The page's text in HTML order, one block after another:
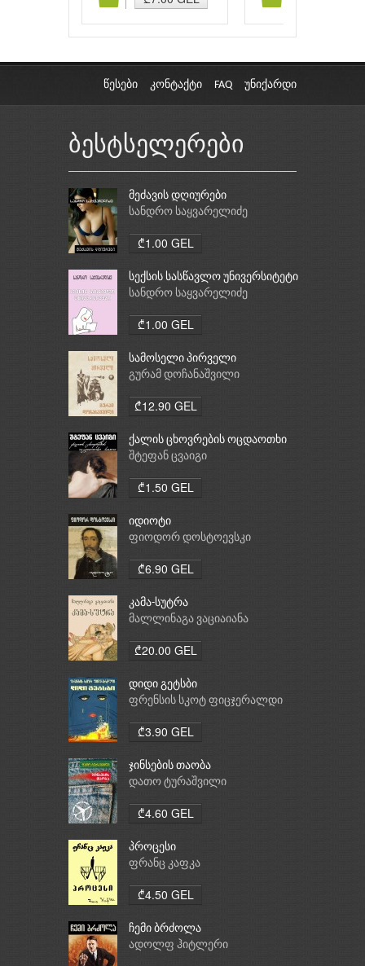
წესები კონტაქტი FAQ უნიქარდი
ბესტსელერები
მეძავის დღიურები
სანდრო საყვარელიძე
₾1.00 GEL
სექსის სასწავლო უნივერსიტეტი
სანდრო საყვარელიძე
₾1.00 GEL
სამოსელი პირველი
გურამ დოჩანაშვილი
₾12.90 GEL
ქალის ცხოვრების ოცდაოთხი
საათი
შტეფან ცვაიგი
₾1.50 GEL
იდიოტი
ფიოდორ დოსტოევსკი
₾6.90 GEL
კამა-სუტრა
მალლინაგა ვაციაიანა
₾20.00 GEL
დიდი გეტსბი
ფრენსის სკოტ ფიცჯერალდი
₾3.90 GEL
ჯინსების თაობა
დათო ტურაშვილი
₾4.60 GEL
პროცესი
ფრანც კაფკა
₾4.50 GEL
ჩემი ბრძოლა
ადოლფ ჰიტლერი